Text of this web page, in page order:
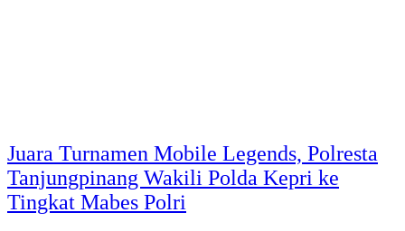
Juara Turnamen Mobile Legends, Polresta
Tanjungpinang Wakili Polda Kepri ke
Tingkat Mabes Polri